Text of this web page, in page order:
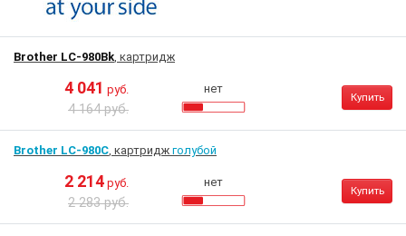
Brother LC-980Bk, картридж
4 041 руб.
4 164 руб.
нет
Купить
Brother LC-980C, картридж голубой
2 214 руб.
2 283 руб.
нет
Купить